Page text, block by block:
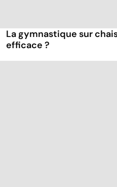
La gymnastique sur
efficace ?